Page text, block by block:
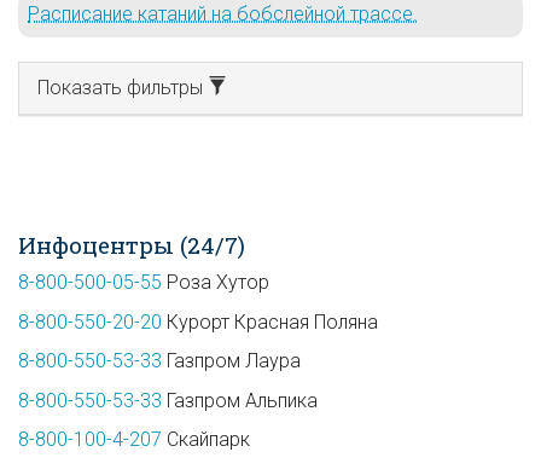
Расписание катаний на бобслейной трассе.
Показать фильтры
Инфоцентры (24/7)
8-800-500-05-55 Роза Хутор
8-800-550-20-20 Курорт Красная Поляна
8-800-550-53-33 Газпром Лаура
8-800-550-53-33 Газпром Альпика
8-800-100-4-207 Скайпарк